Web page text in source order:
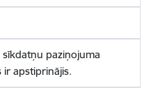
paziņojuma
ir apstiprinājis.